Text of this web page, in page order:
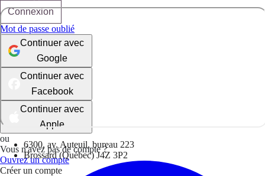
6300, av. Auteuil, bureau 223
Brossard (Québec) J4Z 3P2
Connexion
Mot de passe oublié
Continuer avec
Google
Continuer avec
Facebook
Continuer avec
Apple
ou
Vous n'avez pas de compte ?
Ouvrez un compte
Créer un compte